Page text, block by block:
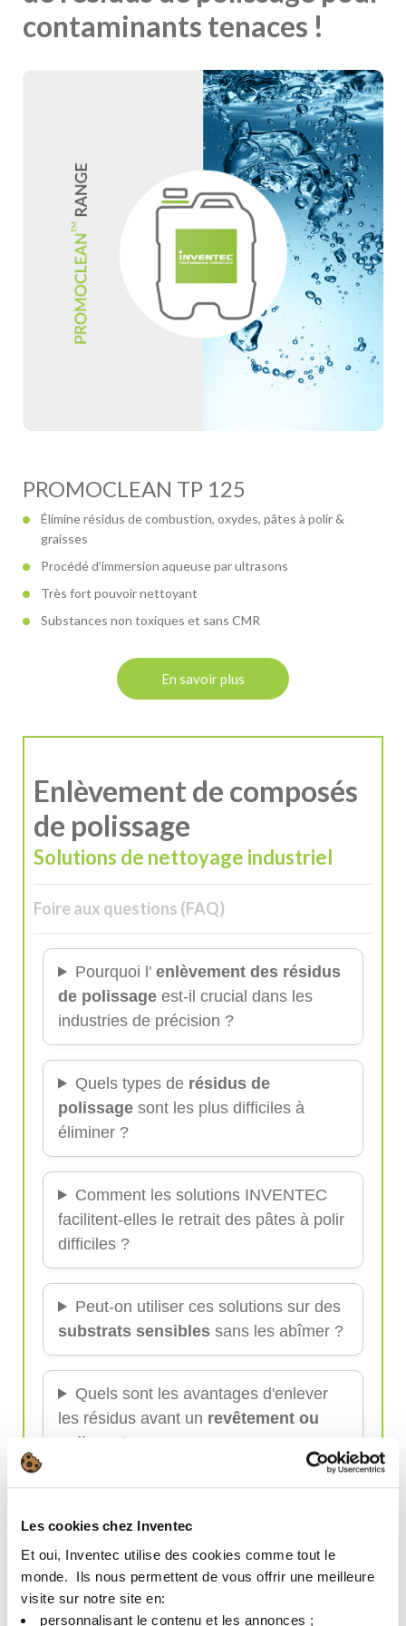
Les cookies chez Inventec
Et oui, Inventec utilise des cookies comme tout le
monde. ​ Ils nous permettent de vous offrir une meilleure
visite sur notre site en:​
personnalisant le contenu et les annonces ;​
contaminants tenaces !
PROMOCLEAN TP 125
Élimine résidus de combustion, oxydes, pâtes à polir &
graisses
Procédé d’immersion aqueuse par ultrasons
Très fort pouvoir nettoyant
Substances non toxiques et sans CMR
En savoir plus
Enlèvement de composés
de polissage
Solutions de nettoyage industriel
Foire aux questions (FAQ)
Pourquoi l' enlèvement des résidus
de polissage est-il crucial dans les
industries de précision ?
Quels types de résidus de
polissage sont les plus difficiles à
éliminer ?
Comment les solutions INVENTEC
facilitent-elles le retrait des pâtes à polir
difficiles ?
Peut-on utiliser ces solutions sur des
substrats sensibles sans les abîmer ?
Quels sont les avantages d'enlever
les résidus avant un revêtement ou
collage
?
laconformité environnementale
Quelles industries bénéficient le plus
des solutions d'enlèvement de pâte à